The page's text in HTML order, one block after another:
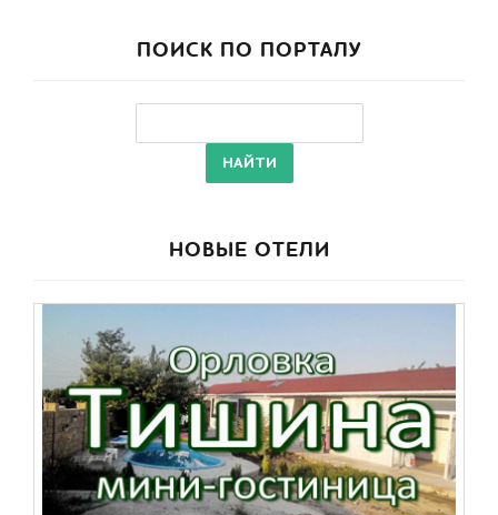
ПОИСК ПО ПОРТАЛУ
НОВЫЕ ОТЕЛИ